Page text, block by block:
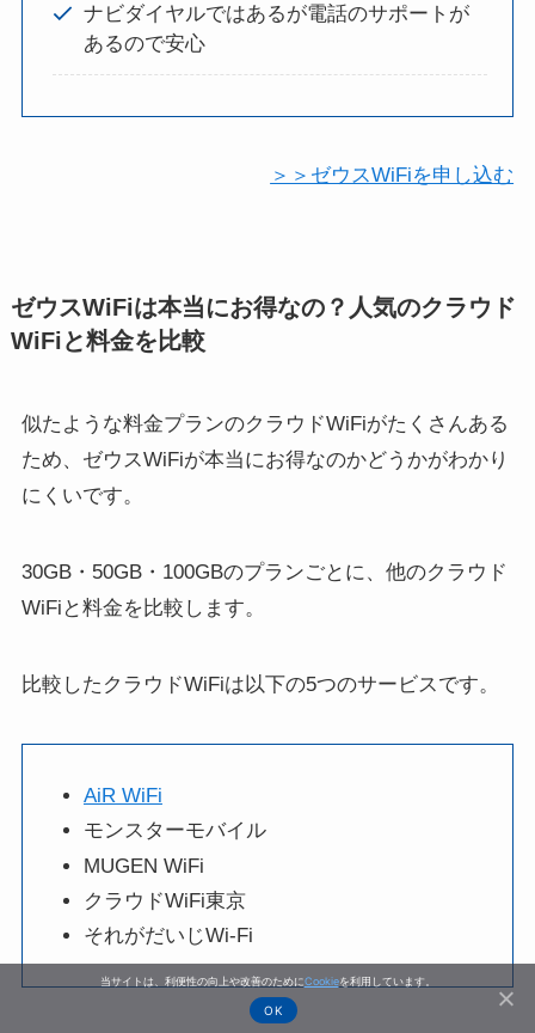
ナビダイヤルではあるが電話のサポートが
あるので安心
＞＞ゼウスWiFiを申し込む
ゼウスWiFiは本当にお得なの？人気のクラウド
WiFiと料金を比較
似たような料金プランのクラウドWiFiがたくさんある
ため、ゼウスWiFiが本当にお得なのかどうかがわかり
にくいです。
30GB・50GB・100GBのプランごとに、他のクラウド
WiFiと料金を比較します。
比較したクラウドWiFiは以下の5つのサービスです。
AiR WiFi
モンスターモバイル
MUGEN WiFi
クラウドWiFi東京
それがだいじWi-Fi
当サイトは、利便性の向上や改善のためにCookieを利用しています。
OK